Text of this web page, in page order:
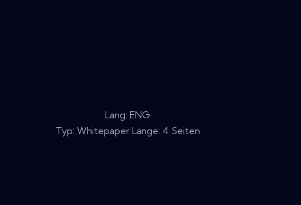
Lang: ENG
Typ: Whitepaper Länge: 4 Seiten